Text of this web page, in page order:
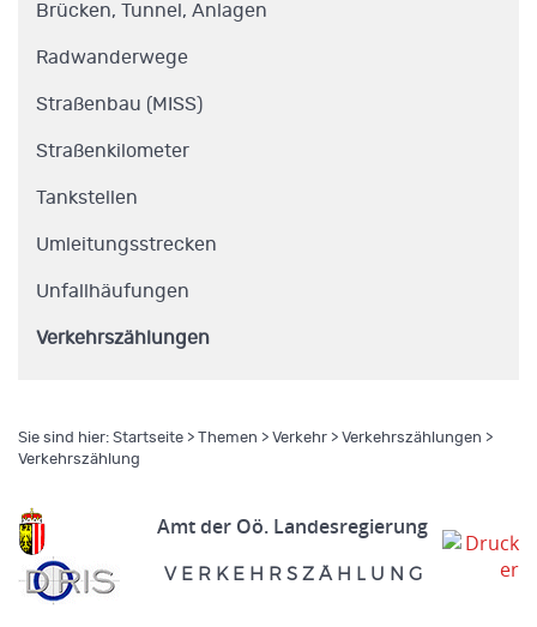
Brücken, Tunnel, Anlagen
Radwanderwege
Straßenbau (MISS)
Straßenkilometer
Tankstellen
Umleitungsstrecken
Unfallhäufungen
Verkehrszählungen
Sie sind hier: Startseite > Themen > Verkehr > Verkehrszählungen >
Verkehrszählung
Amt der Oö. Landesregierung
V E R K E H R S Z Ä H L U N G